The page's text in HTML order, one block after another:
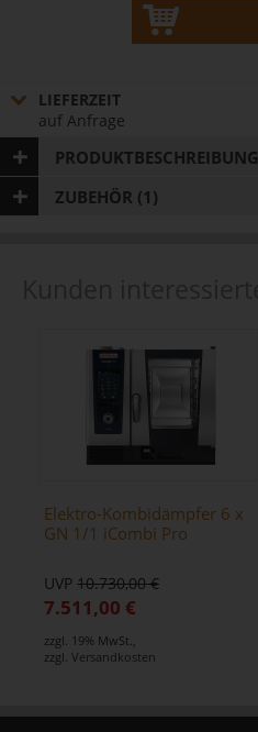
LIEFERZEIT
auf Anfrage
PRODUKTBESCHREIBUNG
ZUBEHÖR (1)
Elektro-Kombidämpfer 6 x
GN 1/1 iCombi Pro
UVP 10.730,00 €
7.511,00 €
zzgl. 19% MwSt.
zzgl. Versandkosten